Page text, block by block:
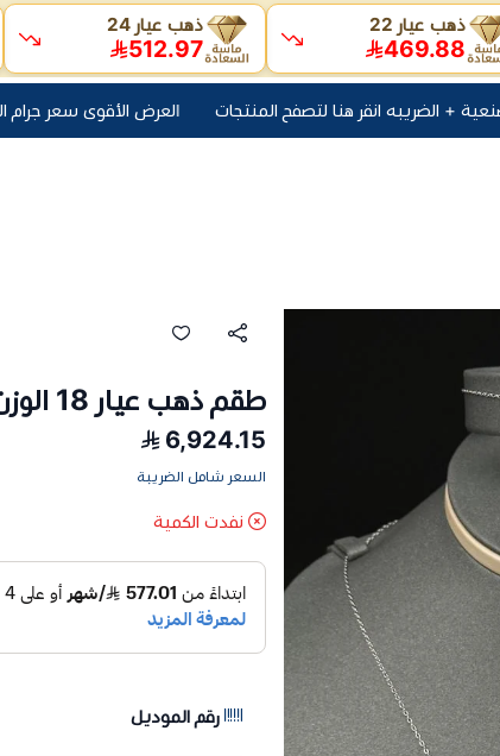
العرض الأقوى سعر جرام اليوم + 10 ريال مصنعية + الضريبه انقر هنا لتصفح
طقم ذهب عيار 18 الوزن 9.37 جرام
6,924.15
السعر شامل الضريبة
نفدت الكمية
رقم الموديل
ذهب عيار 22
469.88
ذهب عيار 24
512.97